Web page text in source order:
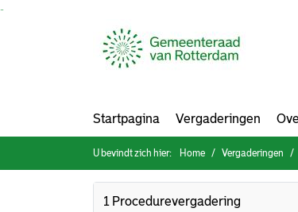
Startpagina Vergaderingen
U bevindt zich hier: Home Vergaderingen
1 Procedurevergadering